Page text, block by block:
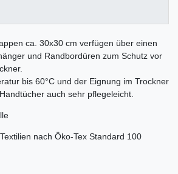
ca. 30x30 cm verfügen über einen
und Randbordüren zum Schutz vor
bis 60°C und der Eignung im Trockner
auch sehr pflegeleicht.
nach Öko-Tex Standard 100